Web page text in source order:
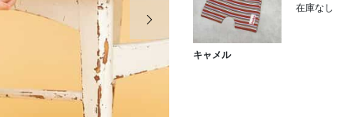
キャメル
在庫なし